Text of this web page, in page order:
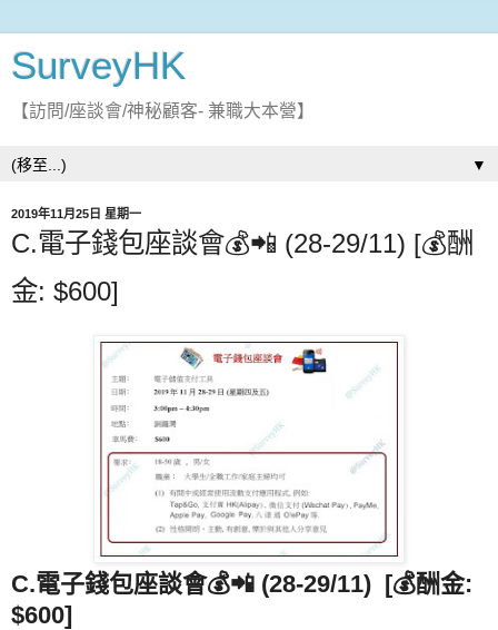
SurveyHK
【訪問/座談會/神秘顧客- 兼職大本營】
▼
2019年11月25日 星期一
C.電子錢包座談會💰📲 (28-29/11) [💰酬
金: $600]
C.電子錢包座談會💰📲 (28-29/11) [💰酬金:
$600]